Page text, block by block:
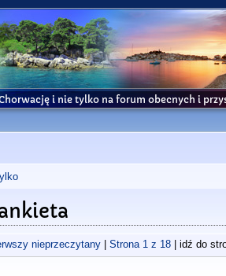
i nie tylko na forum obecnych i
nieprzeczytany| Strona 1z 18| idź do